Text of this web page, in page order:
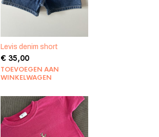
Levis denim short
€35,00
TOEVOEGEN AAN
WINKELWAGEN